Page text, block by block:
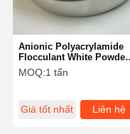
Anionic Polyacrylamide
Flocculant White Powder
cho nhuộm dệt may
MOQ:1 tấn
Giá tốt nhất Liên hệ